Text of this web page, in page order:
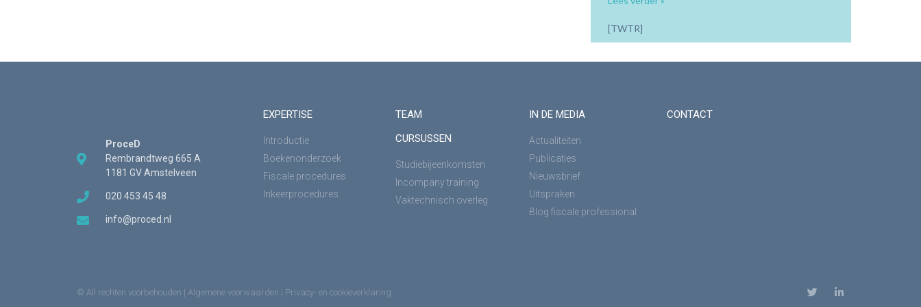
[TWTR]
ProceD
Rembrandtweg 665 A
1181 GV Amstelveen
020 453 45 48
info@proced.nl
EXPERTISE
Introductie
Boekenonderzoek
Fiscale procedures
Inkeerprocedures
TEAM
CURSUSSEN
Studiebijeenkomsten
Incompany training
Vaktechnisch overleg
IN DE MEDIA
Actualiteiten
Publicaties
Nieuwsbrief
Uitspraken
Blog fiscale professional
CONTACT
© All rechten voorbehouden | Algemene voorwaarden | Privacy- en cookieverklaring